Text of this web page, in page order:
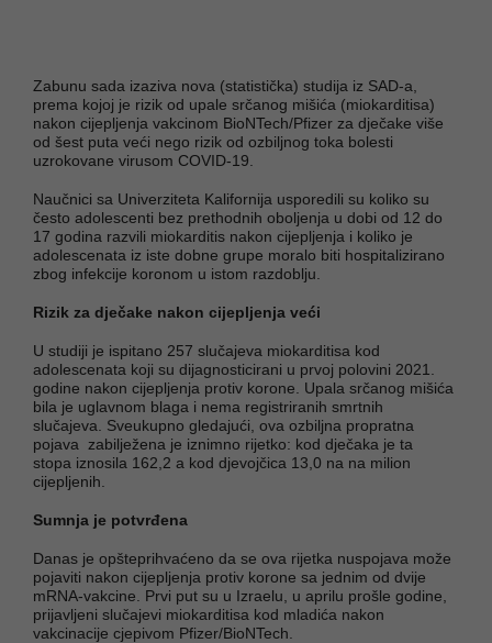
Zabunu sada izaziva nova (statistička) studija iz SAD-a,
prema kojoj je rizik od upale srčanog mišića (miokarditisa)
nakon cijepljenja vakcinom BioNTech/Pfizer za dječake više
od šest puta veći nego rizik od ozbiljnog toka bolesti
uzrokovane virusom COVID-19.
Naučnici sa Univerziteta Kalifornija usporedili su koliko su
često adolescenti bez prethodnih oboljenja u dobi od 12 do
17 godina razvili miokarditis nakon cijepljenja i koliko je
adolescenata iz iste dobne grupe moralo biti hospitalizirano
zbog infekcije koronom u istom razdoblju.
Rizik za dječake nakon cijepljenja veći
U studiji je ispitano 257 slučajeva miokarditisa kod
adolescenata koji su dijagnosticirani u prvoj polovini 2021.
godine nakon cijepljenja protiv korone. Upala srčanog mišića
bila je uglavnom blaga i nema registriranih smrtnih
slučajeva. Sveukupno gledajući, ova ozbiljna propratna
pojava zabilježena je iznimno rijetko: kod dječaka je ta
stopa iznosila 162,2 a kod djevojčica 13,0 na na milion
cijepljenih.
Sumnja je potvrđena
Danas je opšteprihvaćeno da se ova rijetka nuspojava može
pojaviti nakon cijepljenja protiv korone sa jednim od dvije
mRNA-vakcine. Prvi put su u Izraelu, u aprilu prošle godine,
prijavljeni slučajevi miokarditisa kod mladića nakon
vakcinacije cjepivom Pfizer/BioNTech.